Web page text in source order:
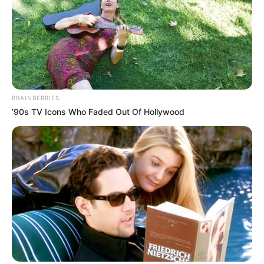
BRAINBERRIES
’90s TV Icons Who Faded Out Of Hollywood